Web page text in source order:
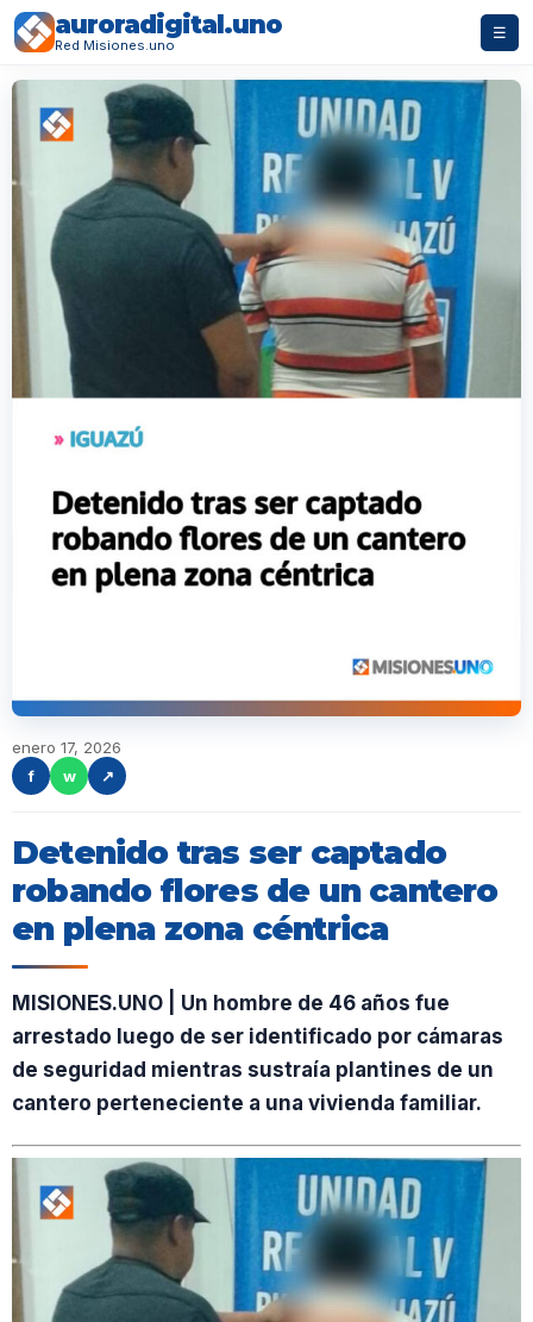
auroradigital.uno
Red Misiones.uno
☰
enero 17, 2026
f
w ↗
Detenido tras ser captado
robando flores de un cantero
en plena zona céntrica
MISIONES.UNO | Un hombre de 46 años fue
arrestado luego de ser identificado por cámaras
de seguridad mientras sustraía plantines de un
cantero perteneciente a una vivienda familiar.